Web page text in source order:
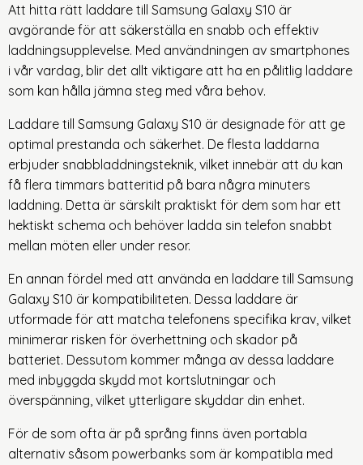
Att hitta rätt laddare till Samsung Galaxy S10 är
avgörande för att säkerställa en snabb och effektiv
laddningsupplevelse. Med användningen av smartphones
i vår vardag, blir det allt viktigare att ha en pålitlig laddare
som kan hålla jämna steg med våra behov.
Laddare till Samsung Galaxy S10 är designade för att ge
optimal prestanda och säkerhet. De flesta laddarna
erbjuder snabbladdningsteknik, vilket innebär att du kan
få flera timmars batteritid på bara några minuters
laddning. Detta är särskilt praktiskt för dem som har ett
hektiskt schema och behöver ladda sin telefon snabbt
mellan möten eller under resor.
En annan fördel med att använda en laddare till Samsung
Galaxy S10 är kompatibiliteten. Dessa laddare är
utformade för att matcha telefonens specifika krav, vilket
minimerar risken för överhettning och skador på
batteriet. Dessutom kommer många av dessa laddare
med inbyggda skydd mot kortslutningar och
överspänning, vilket ytterligare skyddar din enhet.
För de som ofta är på språng finns även portabla
alternativ såsom powerbanks som är kompatibla med